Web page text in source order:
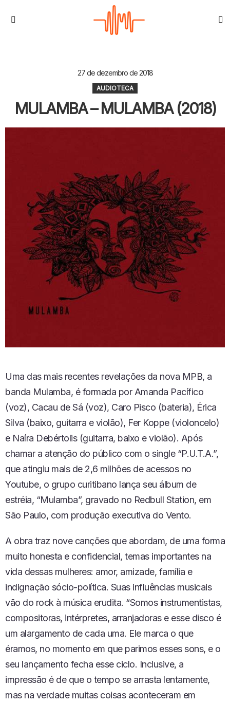
27 de dezembro de 2018
AUDIOTECA
MULAMBA – MULAMBA (2018)
Uma das mais recentes revelações da nova MPB, a
banda Mulamba, é formada por Amanda Pacífico
(voz), Cacau de Sá (voz), Caro Pisco (bateria), Érica
Silva (baixo, guitarra e violão), Fer Koppe (violoncelo)
e Naíra Debértolis (guitarra, baixo e violão). Após
chamar a atenção do público com o single “P.U.T.A.”,
que atingiu mais de 2,6 milhões de acessos no
Youtube, o grupo curitibano lança seu álbum de
estréia, “Mulamba”, gravado no Redbull Station, em
São Paulo, com produção executiva do Vento.
A obra traz nove canções que abordam, de uma forma
muito honesta e confidencial, temas importantes na
vida dessas mulheres: amor, amizade, família e
indignação sócio-política. Suas influências musicais
vão do rock à música erudita. “Somos instrumentistas,
compositoras, intérpretes, arranjadoras e esse disco é
um alargamento de cada uma. Ele marca o que
éramos, no momento em que parimos esses sons, e o
seu lançamento fecha esse ciclo. Inclusive, a
impressão é de que o tempo se arrasta lentamente,
mas na verdade muitas coisas aconteceram em